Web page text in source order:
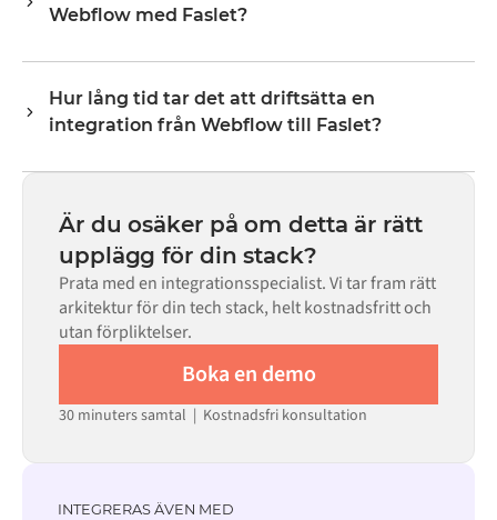
lagernivåer, priser och statusuppdateringar. Alumios
data anländer i det format som varje system förväntar
Webflow med Faslet?
Marketplace konfigurerar du integrationen via ett visuellt
gränssnitt utan att skriva egen kod, inklusive
kod finns tillgänglig i de fall där konfigurationen inte
Hur lång tid tar det att driftsätta en
integration från Webflow till Faslet?
beroende på komplexiteten i datamappningen, antalet
flöden som krävs och din interna granskningsprocess.
För många system finns färdiga kopplingar tillgängliga i
Alumio Marketplace, vilket avsevärt minskar
installationstiden.
Är du osäker på om detta är rätt
upplägg för din stack?
Prata med en integrationsspecialist. Vi tar fram rätt
arkitektur för din tech stack, helt kostnadsfritt och
utan förpliktelser.
Boka en demo
30 minuters samtal | Kostnadsfri konsultation
INTEGRERAS ÄVEN MED